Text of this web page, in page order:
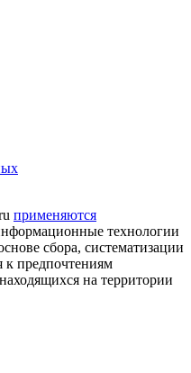
применяются
технологии
сбора, систематизации
к предпочтениям
на территории